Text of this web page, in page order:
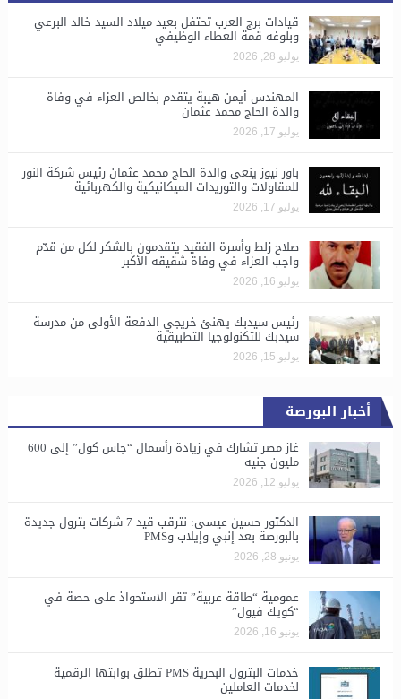
قيادات برج العرب تحتفل بعيد ميلاد السيد خالد البرعي
وبلوغه قمة العطاء الوظيفي
يوليو 28, 2026
المهندس أيمن هيبة يتقدم بخالص العزاء في وفاة
والدة الحاج محمد عثمان
يوليو 17, 2026
باور نيوز ينعى والدة الحاج محمد عثمان رئيس شركة النور
للمقاولات والتوريدات الميكانيكية والكهربائية
يوليو 17, 2026
صلاح زلط وأسرة الفقيد يتقدمون بالشكر لكل من قدّم
واجب العزاء في وفاة شقيقه الأكبر
يوليو 16, 2026
رئيس سيدبك يهنئ خريجي الدفعة الأولى من مدرسة
سيدبك للتكنولوجيا التطبيقية
يوليو 15, 2026
أخبار البورصة
غاز مصر تشارك في زيادة رأسمال “جاس كول” إلى 600
مليون جنيه
يوليو 12, 2026
الدكتور حسين عيسى: نترقب قيد 7 شركات بترول جديدة
بالبورصة بعد إنبي وإيلاب وPMS
يونيو 28, 2026
​عمومية “طاقة عربية” تقر الاستحواذ على حصة في
“كويك فيول”
يونيو 16, 2026
خدمات البترول البحرية PMS تطلق بوابتها الرقمية
لخدمات العاملين